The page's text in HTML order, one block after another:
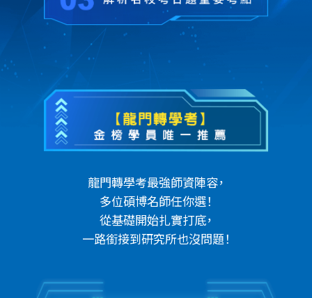
龍門轉學考最強師資陣容，
多位碩博名師任你選！
從基礎開始扎實打底，
一路銜接到研究所也沒問題！